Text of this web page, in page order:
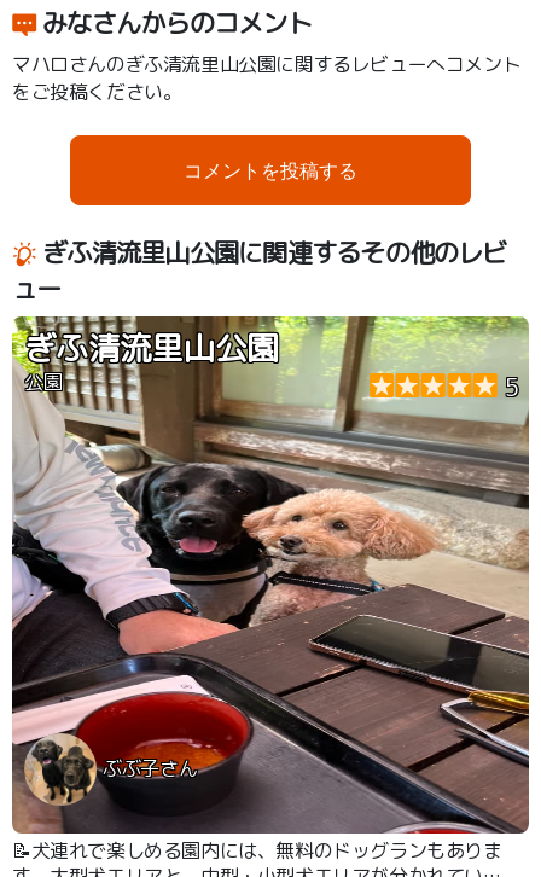
みなさんからのコメント
マハロさんのぎふ清流里山公園に関するレビューへコメント
をご投稿ください。
コメントを投稿する
ぎふ清流里山公園に関連するその他のレビ
ュー
ぎふ清流里山公園
公園 5
ぶぶ子さん
📝犬連れで楽しめる園内には、無料のドッグランもありま